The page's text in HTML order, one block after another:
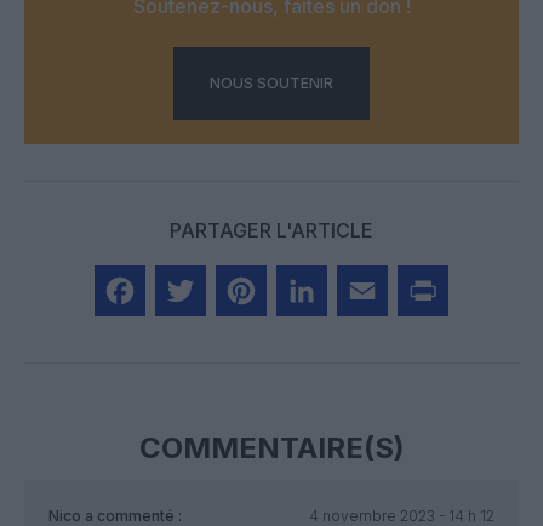
Soutenez-nous, faites un don !
NOUS SOUTENIR
PARTAGER L'ARTICLE
COMMENTAIRE(S)
Nico a commenté :
4 novembre 2023 - 14 h 12